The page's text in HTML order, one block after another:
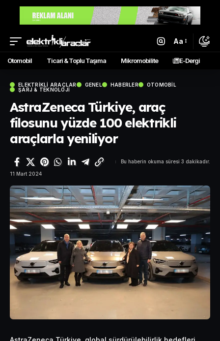
Aa
Otomobil Ticari & Toplu Taşıma Mikromobilite E-Dergi
ELEKTRIKLI ARAÇLAR GENEL HABERLER
OTOMOBIL
ŞARJ & TEKNOLOJI
AstraZeneca Türkiye, araç
filosunu yüzde 100 elektrikli
araçlarla yeniliyor
11 Mart 2024
Bu haberin okuma süresi 3 dakikadır.